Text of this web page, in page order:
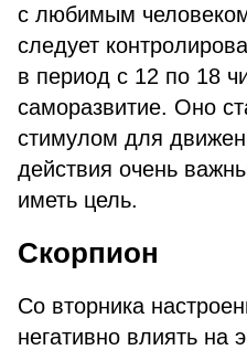
с любимым
следует
в период с 12 по 18
саморазвитие. Оно
стимулом для
действия очень
иметь цель.
Скорпион
Со вторника
негативно влиять